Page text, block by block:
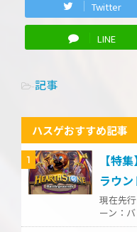
Twitter
LINE
-記事
ハスゲおすすめ記事
1
【特
ラウ
現在先
ーン：